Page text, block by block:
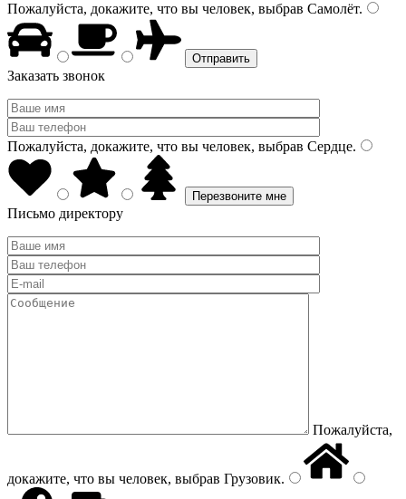
Пожалуйста, докажите, что вы человек, выбрав Самолёт.
Заказать звонок
Пожалуйста, докажите, что вы человек, выбрав Сердце.
Письмо директору
Пожалуйста,
докажите, что вы человек, выбрав Грузовик.